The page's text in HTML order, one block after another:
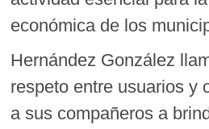
económica de los
Hernández González
respeto entre usuarios y
a sus compañeros a